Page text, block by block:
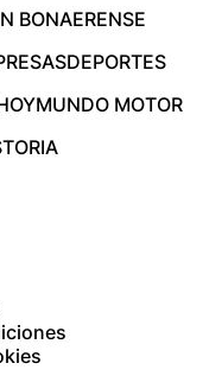
BONAERENSE
DEPORTES
MUNDO MOTOR